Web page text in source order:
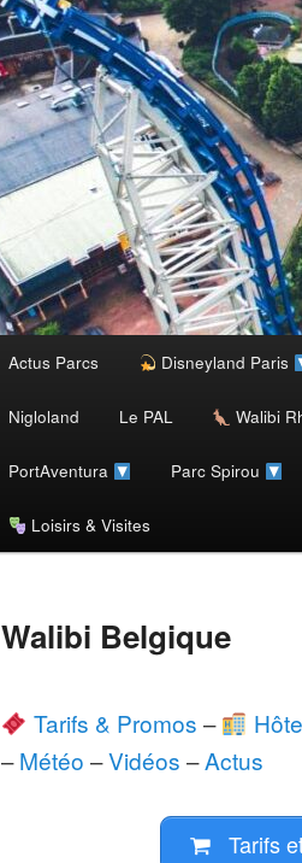
Aller
Actus Parcs Disneyland Paris
Nigloland Le PAL Walibi
PortAventura Parc Spirou
Loisirs & Visites
Walibi Belgique
Tarifs & Promos –
–Météo –Vidéos –Actus
Tarifs